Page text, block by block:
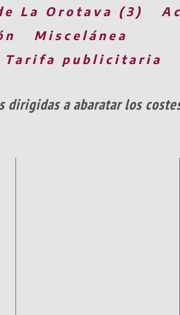
La Orotava (3)
Miscelánea
Tarifa publicitaria
dirigidas a abaratar los